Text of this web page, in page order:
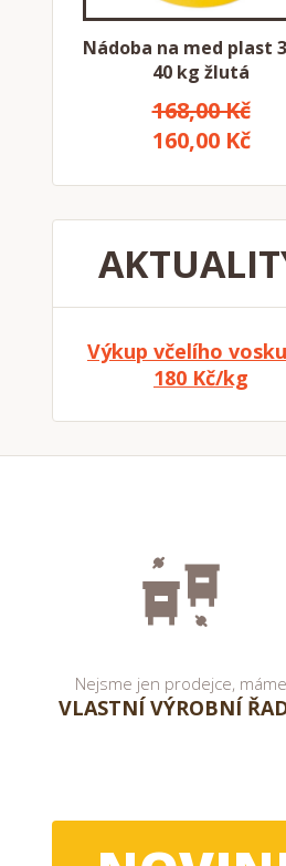
Nádoba na med plast
40 kg žlutá
168,00 Kč
160,00 Kč
Výkup včelího
180 Kč/kg
Nejsme jen prodejce, máme
VLASTNÍ VÝROBNÍ